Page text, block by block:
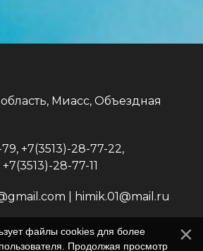
Миасс, Объездная
+7(3513)-28-77-22,
28-77-11
himik.01@mail.ru
файлы cookies для более
Продолжая просмотр